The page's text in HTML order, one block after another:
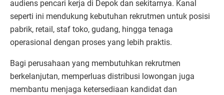
audiens pencari kerja di Depok dan sekitarnya. Kanal
seperti ini mendukung kebutuhan rekrutmen untuk posisi
pabrik, retail, staf toko, gudang, hingga tenaga
operasional dengan proses yang lebih praktis.
Bagi perusahaan yang membutuhkan rekrutmen
berkelanjutan, memperluas distribusi lowongan juga
membantu menjaga ketersediaan kandidat dan